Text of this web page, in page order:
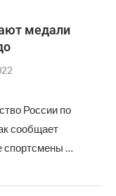
медали
России по
сообщает
спортсмены …